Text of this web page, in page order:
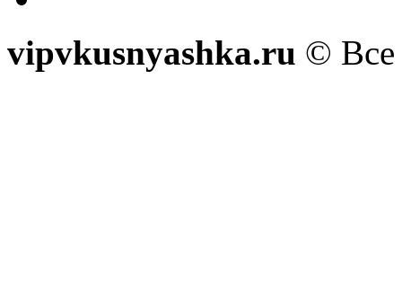
vipvkusnyashka.ru © Все